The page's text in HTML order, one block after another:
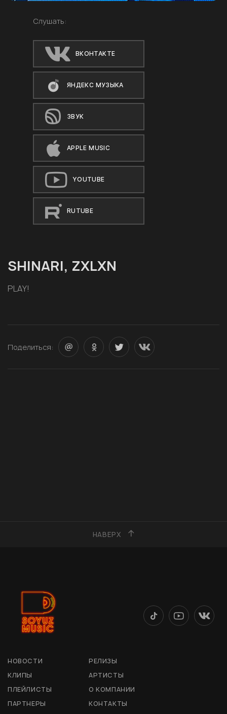
Слушать:
ВКОНТАКТЕ
ЯНДЕКС МУЗЫКА
ЗВУК
APPLE MUSIC
YOUTUBE
RUTUBE
SHINARI, ZXLXN
PLAY!
Поделиться:
НАВЕРХ
НОВОСТИ
РЕЛИЗЫ
КЛИПЫ
АРТИСТЫ
ПЛЕЙЛИСТЫ
О КОМПАНИИ
ПАРТНЕРЫ
КОНТАКТЫ